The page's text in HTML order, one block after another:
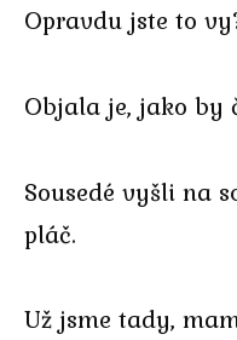
Opravdu jste to
Objala je, jako by
Sousedé vyšli na
pláč.
Už jsme tady,